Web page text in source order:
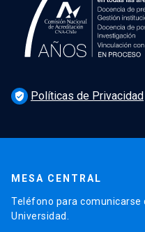
verified_user Políticas de Privacidad
MESA CENTRAL
Teléfono para comunicarse
Universidad.